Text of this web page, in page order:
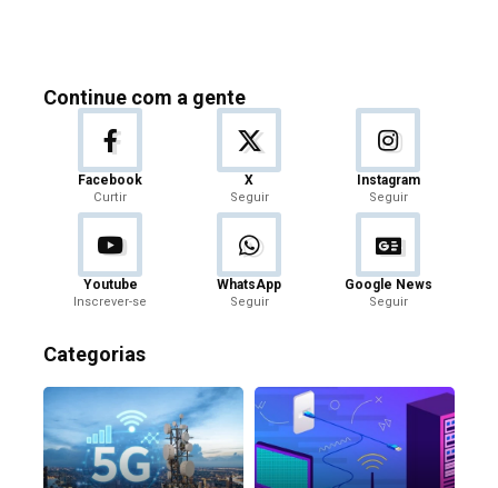
Continue com a gente
Facebook
Curtir
X
Seguir
Instagram
Seguir
Youtube
Inscrever-se
WhatsApp
Seguir
Google News
Seguir
Categorias